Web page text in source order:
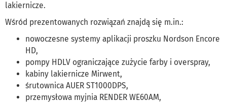
lakiernicze.
Wśród prezentowanych rozwiązań znajdą się m.in.:
nowoczesne systemy aplikacji proszku Nordson Encore
HD,
pompy HDLV ograniczające zużycie farby i overspray,
kabiny lakiernicze Mirwent,
śrutownica AUER ST1000DPS,
przemysłowa myjnia RENDER WE60AM,